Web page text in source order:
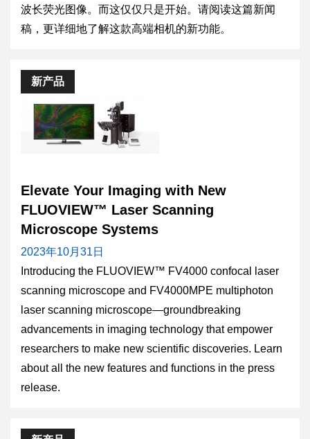
波长荧光图像。而这仅仅只是开始。请阅读这篇新闻
稿，更详细地了解这款高端相机的新功能。
新产品
Elevate Your Imaging with New
FLUOVIEW™ Laser Scanning
Microscope Systems
2023年10月31日
Introducing the FLUOVIEW™ FV4000 confocal laser
scanning microscope and FV4000MPE multiphoton
laser scanning microscope—groundbreaking
advancements in imaging technology that empower
researchers to make new scientific discoveries. Learn
about all the new features and functions in the press
release.